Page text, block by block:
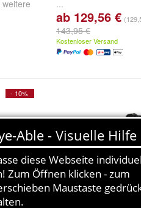
weitere
...
ab 129,56 €
143,95 €
Kostenloser Versand
- 10%